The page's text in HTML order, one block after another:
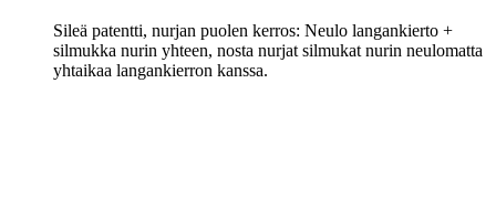
Sileä patentti, nurjan puolen kerros: Neulo langankierto +
silmukka nurin yhteen, nosta nurjat silmukat nurin neulomatta
yhtaikaa langankierron kanssa.